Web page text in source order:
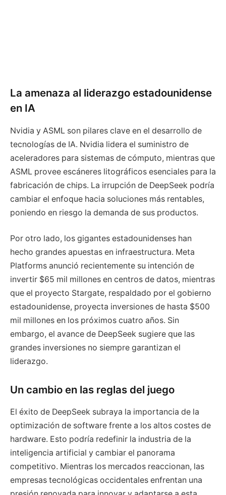
La amenaza al liderazgo estadounidense
en IA
Nvidia y ASML son pilares clave en el desarrollo de
tecnologías de IA. Nvidia lidera el suministro de
aceleradores para sistemas de cómputo, mientras que
ASML provee escáneres litográficos esenciales para la
fabricación de chips. La irrupción de DeepSeek podría
cambiar el enfoque hacia soluciones más rentables,
poniendo en riesgo la demanda de sus productos.
Por otro lado, los gigantes estadounidenses han
hecho grandes apuestas en infraestructura. Meta
Platforms anunció recientemente su intención de
invertir $65 mil millones en centros de datos, mientras
que el proyecto Stargate, respaldado por el gobierno
estadounidense, proyecta inversiones de hasta $500
mil millones en los próximos cuatro años. Sin
embargo, el avance de DeepSeek sugiere que las
grandes inversiones no siempre garantizan el
liderazgo.
Un cambio en las reglas del juego
El éxito de DeepSeek subraya la importancia de la
optimización de software frente a los altos costes de
hardware. Esto podría redefinir la industria de la
inteligencia artificial y cambiar el panorama
competitivo. Mientras los mercados reaccionan, las
empresas tecnológicas occidentales enfrentan una